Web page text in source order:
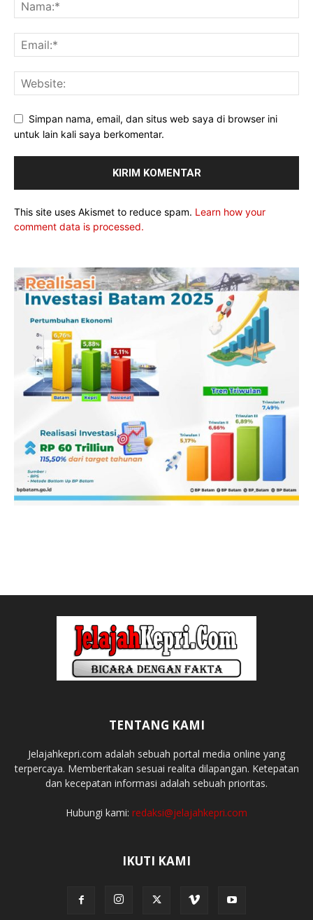
Simpan nama, email, dan situs web saya di browser ini
untuk lain kali saya berkomentar.
This site uses Akismet to reduce spam. Learn how your
comment data is processed.
TENTANG KAMI
Jelajahkepri.com adalah sebuah portal media online yang
terpercaya. Memberitakan sesuai realita dilapangan. Ketepatan
dan kecepatan informasi adalah sebuah prioritas.
Hubungi kami: redaksi@jelajahkepri.com
IKUTI KAMI